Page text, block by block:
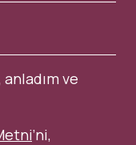
anladım ve
’ni,